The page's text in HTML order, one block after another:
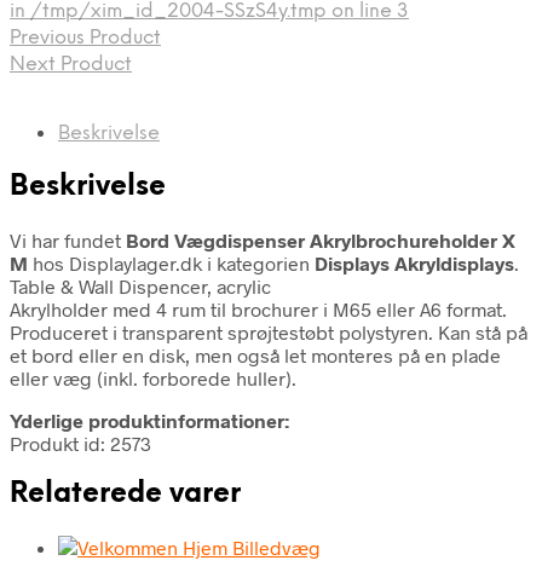
in /tmp/xim_id_2004-SSzS4y.tmp on line 3
Previous Product
Next Product
Beskrivelse
Beskrivelse
Vi har fundet Bord Vægdispenser Akrylbrochureholder X
M hos Displaylager.dk i kategorien Displays Akryldisplays.
Table & Wall Dispencer, acrylic
Akrylholder med 4 rum til brochurer i M65 eller A6 format.
Produceret i transparent sprøjtestøbt polystyren. Kan stå på
et bord eller en disk, men også let monteres på en plade
eller væg (inkl. forborede huller).
Yderlige produktinformationer:
Produkt id: 2573
Relaterede varer